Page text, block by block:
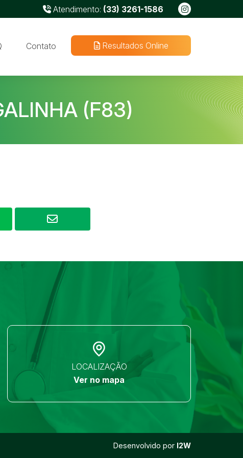
Atendimento: (33) 3261-1586
Contato Resultados Online
(F83)
LOCALIZAÇÃO
Ver no mapa
Desenvolvido por I2W